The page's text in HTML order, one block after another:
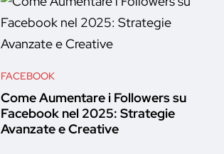
FACEBOOK
Come Aumentare i Followers su
Facebook nel 2025: Strategie
Avanzate e Creative